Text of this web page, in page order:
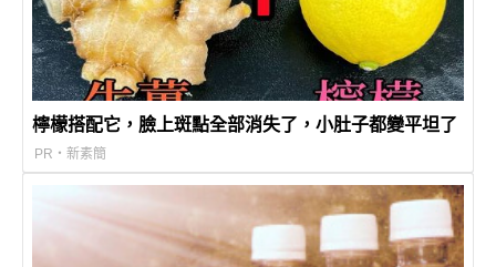
檸檬搭配它，臉上斑點全部消失了，小肚子都變平坦了
PR・新素簡